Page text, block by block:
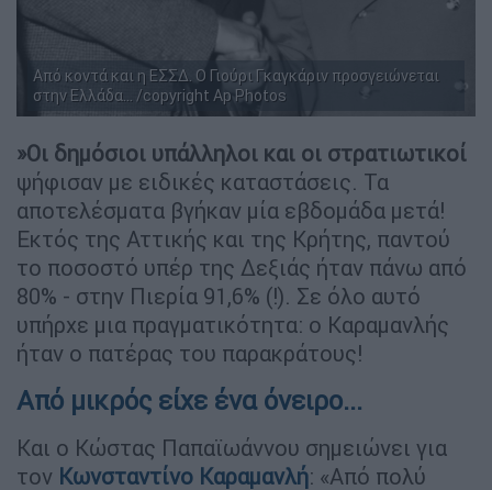
Από κοντά και η ΕΣΣΔ. Ο Γιούρι Γκαγκάριν προσγειώνεται
στην Ελλάδα... /copyright Ap Photos
»Οι δημόσιοι υπάλληλοι και οι στρατιωτικοί
ψήφισαν με ειδικές καταστάσεις. Τα
αποτελέσματα βγήκαν μία εβδομάδα μετά!
Εκτός της Αττικής και της Κρήτης, παντού
το ποσοστό υπέρ της Δεξιάς ήταν πάνω από
80% - στην Πιερία 91,6% (!). Σε όλο αυτό
υπήρχε μια πραγματικότητα: ο Καραμανλής
ήταν ο πατέρας του παρακράτους!
Από μικρός είχε ένα όνειρο...
Και ο Κώστας Παπαϊωάννου σημειώνει για
τον Κωνσταντίνο Καραμανλή: «Από πολύ